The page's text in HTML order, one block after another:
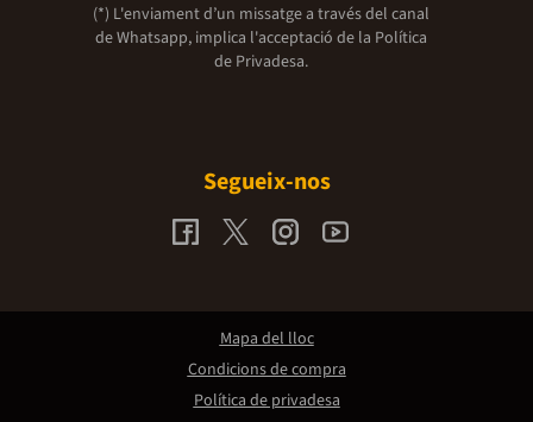
(*) L'enviament d’un missatge a través del canal
de Whatsapp, implica l'acceptació de la Política
de Privadesa.
Segueix-nos
Mapa del lloc
Condicions de compra
Política de privadesa